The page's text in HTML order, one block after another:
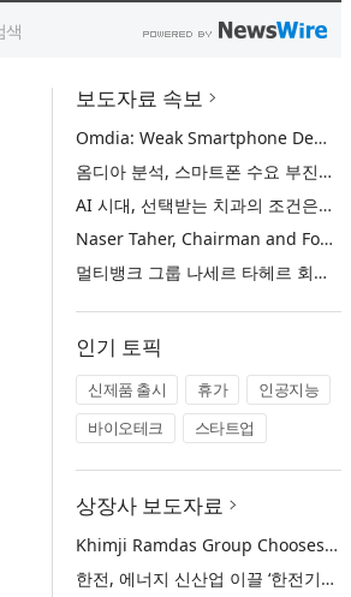
보도자료 속보
Omdia: Weak Smartphone Demand Drives Record Growth in Display Shipments to Refurbished Phone Market
옴디아 분석, 스마트폰 수요 부진에 리퍼비시 폰 디스플레이 출하량 사상 최대 기록
AI 시대, 선택받는 치과의 조건은… 정유미 원장 ‘Mini MBA for Dentists’ 단독 특강 개최
Naser Taher, Chairman and Founder of MultiBank Group, Honored by H.H. Sheikh Nahyan bin Mubarak Al Nahyan with the Golden Excellence Award for FinTech, Digital Asset and Blockchain Excellence
멀티뱅크 그룹 나세르 타헤르 회장, 핀테크·디지털 자산·블록체인 부문 ‘골든 엑설런스상’ 수상
인기 토픽
신제품 출시 휴가
인공지능
바이오테크
스타트업
상장사 보도자료
Khimji Ramdas Group Chooses Rimini Street to Reduce SAP Support Costs, Protect 700+ Customizations and Reinvest Savings in Innovation
한전, 에너지 신산업 이끌 ‘한전기술지주’ 공식 출범